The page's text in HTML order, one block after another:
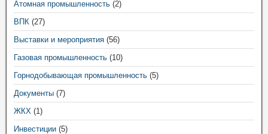
Атомная промышленность (2)
ВПК (27)
Выставки и мероприятия (56)
Газовая промышленность (10)
Горнодобывающая промышленность (5)
Документы (7)
ЖКХ (1)
Инвестиции (5)